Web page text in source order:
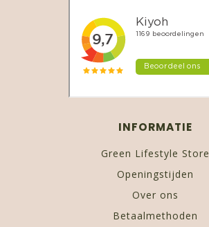
INFORMATIE
Green Lifestyle Store
Openingstijden
Over ons
Betaalmethoden